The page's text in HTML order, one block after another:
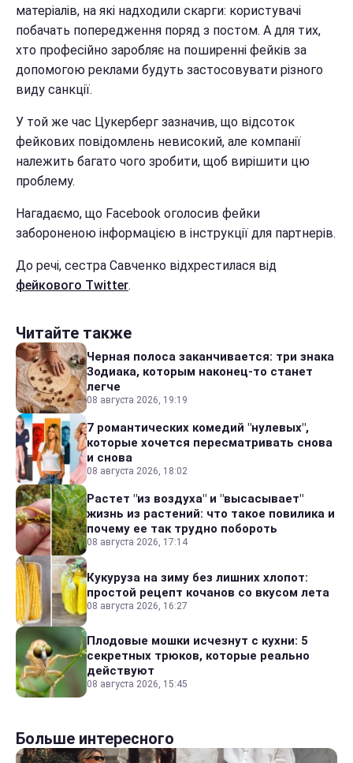
матеріалів, на які надходили скарги: користувачі
побачать попередження поряд з постом. А для тих,
хто професійно заробляє на поширенні фейків за
допомогою реклами будуть застосовувати різного
виду санкції.
У той же час Цукерберг зазначив, що відсоток
фейкових повідомлень невисокий, але компанії
належить багато чого зробити, щоб вирішити цю
проблему.
Нагадаємо, що Facebook оголосив фейки
забороненою інформацією в інструкції для партнерів.
До речі, сестра Савченко відхрестилася від
фейкового Twitter.
Читайте также
Черная полоса заканчивается: три знака
Зодиака, которым наконец-то станет
легче
08 августа 2026, 19:19
7 романтических комедий "нулевых",
которые хочется пересматривать снова
и снова
08 августа 2026, 18:02
Растет "из воздуха" и "высасывает"
жизнь из растений: что такое повилика и
почему ее так трудно побороть
08 августа 2026, 17:14
Кукуруза на зиму без лишних хлопот:
простой рецепт кочанов со вкусом лета
08 августа 2026, 16:27
Плодовые мошки исчезнут с кухни: 5
секретных трюков, которые реально
действуют
08 августа 2026, 15:45
Больше интересного